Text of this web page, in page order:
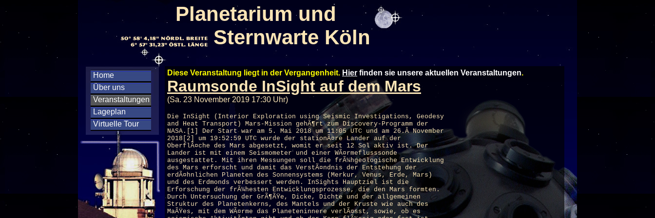
Planetarium und
Sternwarte Köln
Home
Über uns
Veranstaltungen
Lageplan
Virtuelle Tour
Diese Veranstaltung liegt in der Vergangenheit. Hier finden sie unsere aktuellen Veranstaltungen.
Raumsonde InSight auf dem Mars
(Sa. 23 November 2019 17:30 Uhr)
Die InSight (Interior Exploration using Seismic Investigations, Geodesy
and Heat Transport) Mars-Mission gehÃ¶rt zum Discovery-Programm der
NASA.[1] Der Start war am 5. Mai 2018 um 11:05 UTC und am 26.Â November
2018[2] um 19:52:59 UTC wurde der stationÃ¤re Lander auf der
OberflÃ¤che des Mars abgesetzt, womit er seit 12 Sol aktiv ist. Der
Lander ist mit einem Seismometer und einer WÃ¤rmeflusssonde
ausgestattet. Mit ihren Messungen soll die frÃ¼hgeologische Entwicklung
des Mars erforscht und damit das VerstÃ¤ndnis der Entstehung der
erdÃ¤hnlichen Planeten des Sonnensystems (Merkur, Venus, Erde, Mars)
und des Erdmonds verbessert werden. InSights Hauptziel ist die
Erforschung der frÃ¼hesten Entwicklungsprozesse, die den Mars formten.
Durch Untersuchung der GrÃ¶ÃŸe, Dicke, Dichte und der allgemeinen
Struktur des Planetenkerns, des Mantels und der Kruste wie auch des
MaÃŸes, mit dem WÃ¤rme das Planeteninnere verlÃ¤sst, sowie, ob es